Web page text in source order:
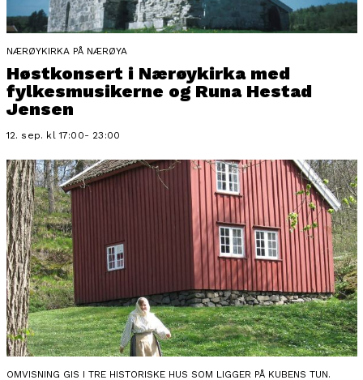
NÆRØYKIRKA PÅ NÆRØYA
Høstkonsert i Nærøykirka med
fylkesmusikerne og Runa Hestad
Jensen
12. sep. kl 17:00- 23:00
OMVISNING GIS I TRE HISTORISKE HUS SOM LIGGER PÅ KUBENS TUN.